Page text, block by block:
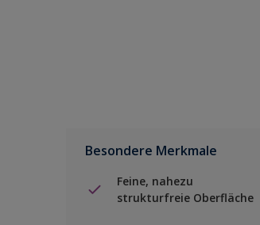
Besondere Merkmale
Feine, nahezu
strukturfreie Oberfläche